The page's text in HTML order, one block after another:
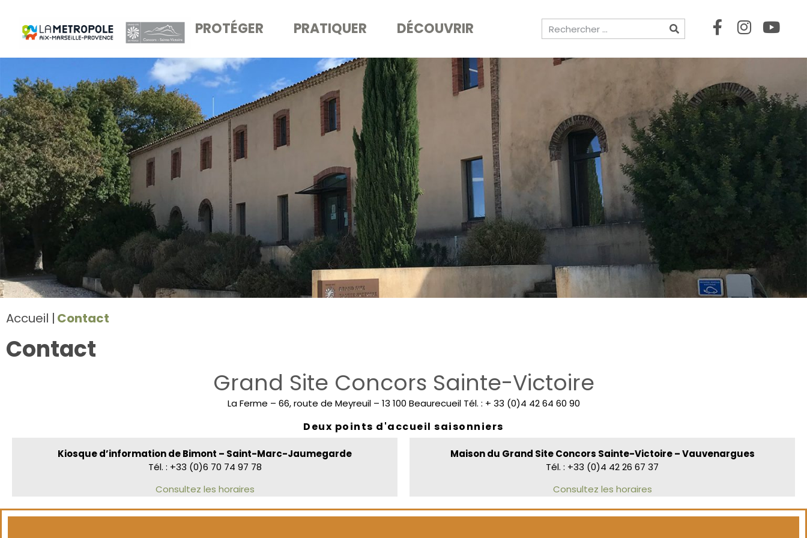
PROTÉGER PRATIQUER DÉCOUVRIR
Accueil Contact
Contact
Grand Site Concors Sainte-Victoire
La Ferme – 66, route de Meyreuil – 13 100 Beaurecueil Tél. : + 33 (0)4 42 64 60 90
Deux points d'accueil saisonniers
Kiosque d’information de Bimont – Saint-Marc-Jaumegarde
Tél. : +33 (0)6 70 74 97 78
Consultez les horaires
Maison du Grand Site Concors Sainte-Victoire – Vauvenargues
Tél. : +33 (0)4 42 26 67 37
Consultez les horaires